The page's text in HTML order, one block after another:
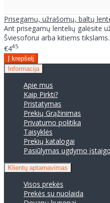
Prisegamų, užrašomų, baltų
Ant prisegamų lentelių galėsite
Šviesoforui arba kitiems tikslams..
€445
Informacija
Apie mus
Kaip Pirkti?
Pristatymas
Prekių Grąžinimas
Privatumo politika
Taisyklės
Prekių katalogai
Pasiūlymas ugdymo
Klientų aptarnavimas
Visos prekės
Prekės su nuolaida